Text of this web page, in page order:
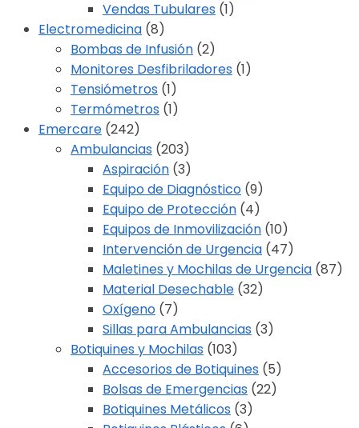
Vendas Tubulares (1)
Electromedicina (8)
Bombas de Infusión (2)
Monitores Desfibriladores (1)
Tensiómetros (1)
Termómetros (1)
Emercare (242)
Ambulancias (203)
Aspiración (3)
Equipo de Diagnóstico (9)
Equipo de Protección (4)
Equipos de Inmovilización (10)
Intervención de Urgencia (47)
Maletines y Mochilas de Urgencia (87)
Material Desechable (32)
Oxígeno (7)
Sillas para Ambulancias (3)
Botiquines y Mochilas (103)
Accesorios de Botiquines (5)
Bolsas de Emergencias (22)
Botiquines Metálicos (3)